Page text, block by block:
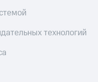
технологий